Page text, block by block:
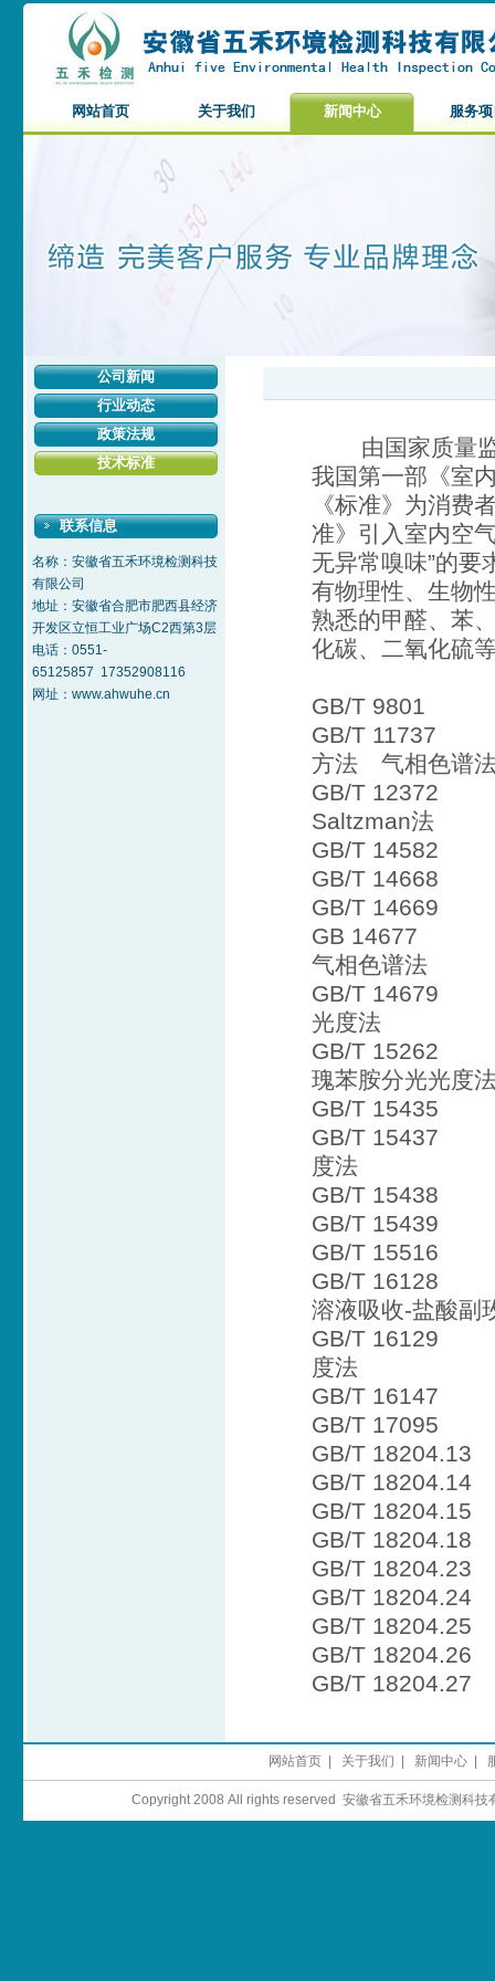
网站首页 关于我们 新闻中心 服务
公司新闻
行业动态
政策法规
技术标准
联系信息
名称：安徽省五禾环境检测科技
有限公司
地址：安徽省合肥市肥西县经济
开发区立恒工业广场C2西第3层
电话：0551-
65125857 17352908116
网址：www.ahwuhe.cn
由国家质量监
我国第一部《室
《标准》为消费
准》引入室内空
无异常嗅味”的要
有物理性、生物
熟悉的甲醛、苯
化碳、二氧化硫
GB/T 9801 空
GB/T 11737 居
方法 气相色谱
GB/T 12372
Saltzman法
GB/T 14582
GB/T 14668
GB/T 14669
GB 14677 空
气相色谱法
GB/T 14679
光度法
GB/T 15262
瑰苯胺分光光度
GB/T 15435
GB/T 15437
度法
GB/T 15438
GB/T 15439
GB/T 15516
GB/T 16128
溶液吸收-盐酸副
GB/T 16129
度法
GB/T 16147
GB/T 17095
GB/T 18204.13
GB/T 18204.14
GB/T 18204.15
GB/T 18204.18
GB/T 18204.23
GB/T 18204.24
GB/T 18204.25
GB/T 18204.26
GB/T 18204.27
网站首页| 关于我们 新闻中心|
Copyright 2008 All rights reserved 安徽省五禾环境检测科技